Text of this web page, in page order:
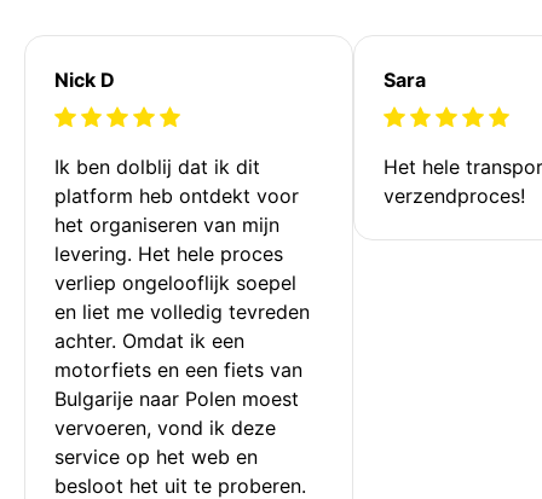
Nick D
Ik ben dolblij dat ik dit
platform heb ontdekt voor
het organiseren van mijn
levering. Het hele proces
verliep ongelooflijk soepel
en liet me volledig tevreden
achter. Omdat ik een
motorfiets en een fiets van
Bulgarije naar Polen moest
vervoeren, vond ik deze
service op het web en
besloot het uit te proberen.
Sara
Het hele
verzendproces!